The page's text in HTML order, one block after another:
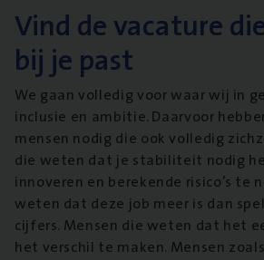
Vind de vacature
bij je past
We gaan volledig voor waar wij in
inclusie en ambitie. Daarvoor
mensen nodig die ook volledig
die weten dat je stabiliteit nodig
innoveren en berekende risico’s te
weten dat deze job meer is dan
cijfers. Mensen die weten dat het
het verschil te maken. Mensen